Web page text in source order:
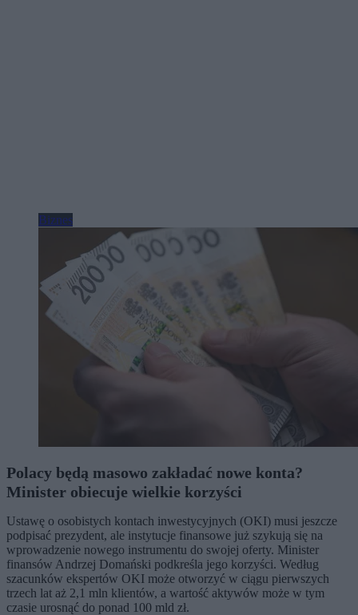
Biznes
Polacy będą masowo zakładać nowe konta?
Minister obiecuje wielkie korzyści
Ustawę o osobistych kontach inwestycyjnych (OKI) musi jeszcze
podpisać prezydent, ale instytucje finansowe już szykują się na
wprowadzenie nowego instrumentu do swojej oferty. Minister
finansów Andrzej Domański podkreśla jego korzyści. Według
szacunków ekspertów OKI może otworzyć w ciągu pierwszych
trzech lat aż 2,1 mln klientów, a wartość aktywów może w tym
czasie urosnąć do ponad 100 mld zł.